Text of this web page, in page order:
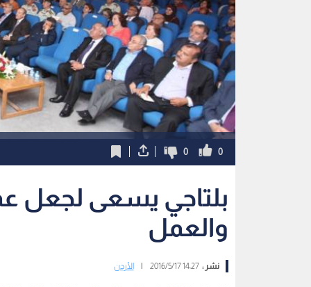
0
0
بلتاجي يسعى لجعل
والعمل
نشر :14:27 2016/5/17 الأردن